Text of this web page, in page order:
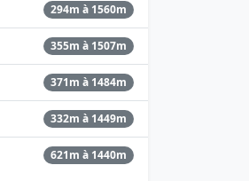
294m à 1560m
355m à 1507m
371m à 1484m
332m à 1449m
621m à 1440m